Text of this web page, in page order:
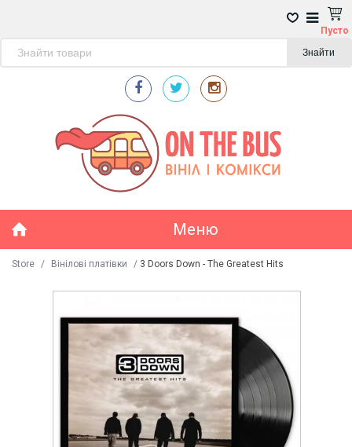
Пусто
Знайти
Меню
Store / Вінілові платівки / 3 Doors Down - The Greatest Hits